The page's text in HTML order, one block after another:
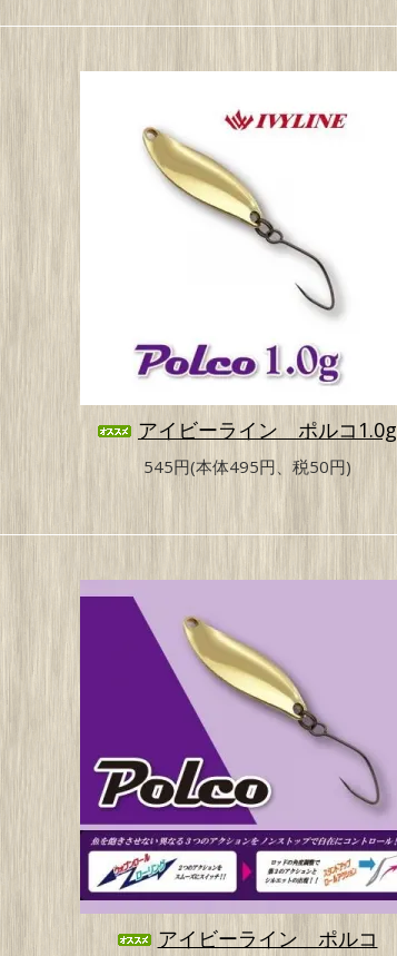
アイビーライン ポルコ1.0g
545円(本体495円、税50円)
アイビーライン ポルコ